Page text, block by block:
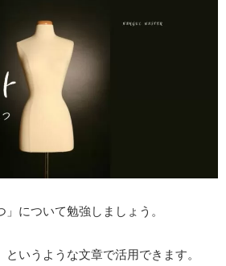
について勉強しましょう。
というような文章で活用できます。